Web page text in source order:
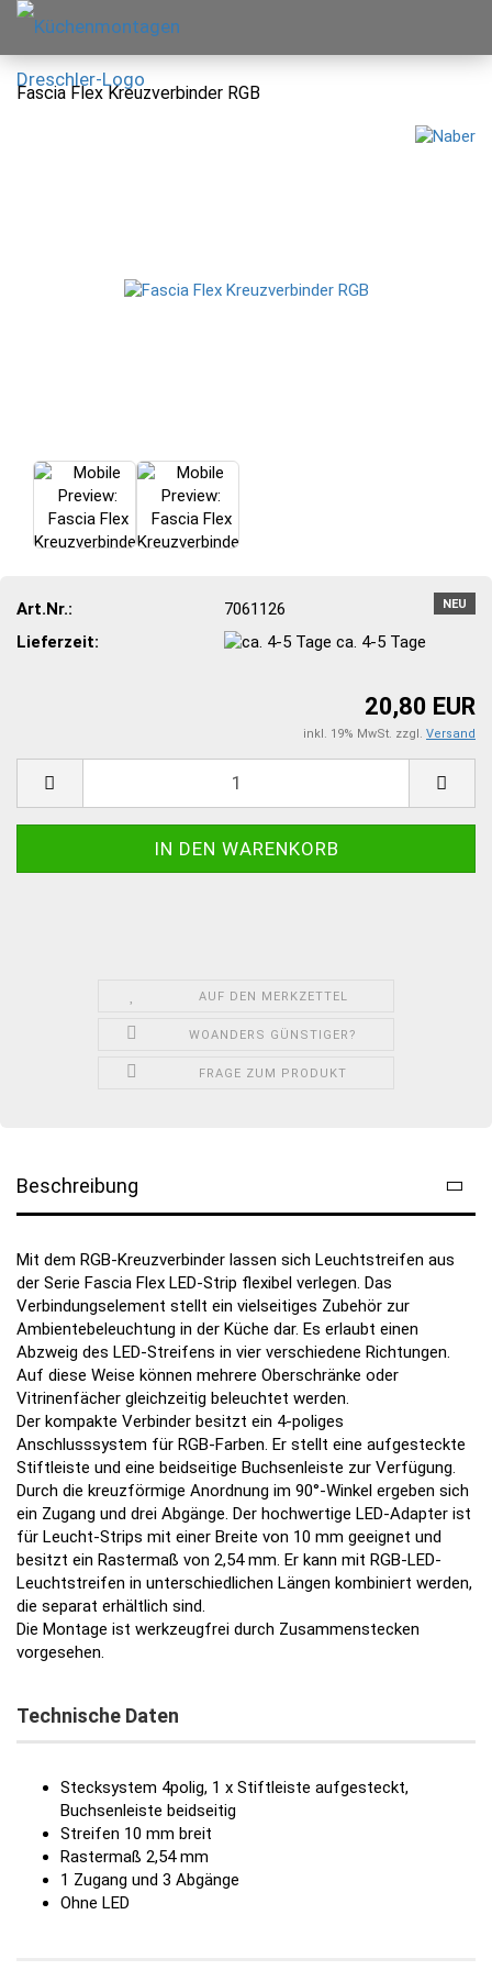
Fascia Flex Kreuzverbinder RGB
NEU
Art.Nr.:
7061126
Lieferzeit:
ca. 4-5 Tage
20,80 EUR
inkl. 19% MwSt. zzgl. Versand
AUF DEN MERKZETTEL
WOANDERS GÜNSTIGER?
FRAGE ZUM PRODUKT
Beschreibung
Mit dem RGB-Kreuzverbinder lassen sich Leuchtstreifen aus
der Serie Fascia Flex LED-Strip flexibel verlegen. Das
Verbindungselement stellt ein vielseitiges Zubehör zur
Ambientebeleuchtung in der Küche dar. Es erlaubt einen
Abzweig des LED-Streifens in vier verschiedene Richtungen.
Auf diese Weise können mehrere Oberschränke oder
Vitrinenfächer gleichzeitig beleuchtet werden.
Der kompakte Verbinder besitzt ein 4-poliges
Anschlusssystem für RGB-Farben. Er stellt eine aufgesteckte
Stiftleiste und eine beidseitige Buchsenleiste zur Verfügung.
Durch die kreuzförmige Anordnung im 90°-Winkel ergeben sich
ein Zugang und drei Abgänge. Der hochwertige LED-Adapter ist
für Leucht-Strips mit einer Breite von 10 mm geeignet und
besitzt ein Rastermaß von 2,54 mm. Er kann mit RGB-LED-
Leuchtstreifen in unterschiedlichen Längen kombiniert werden,
die separat erhältlich sind.
Die Montage ist werkzeugfrei durch Zusammenstecken
vorgesehen.
Technische Daten
Stecksystem 4polig, 1 x Stiftleiste aufgesteckt,
Buchsenleiste beidseitig
Streifen 10 mm breit
Rastermaß 2,54 mm
1 Zugang und 3 Abgänge
Ohne LED